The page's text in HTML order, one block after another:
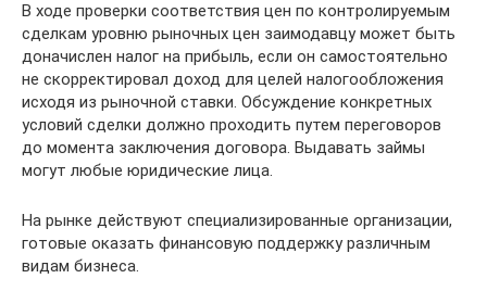
В ходе проверки соответствия цен по контролируемым
сделкам уровню рыночных цен заимодавцу может быть
доначислен налог на прибыль, если он самостоятельно
не скорректировал доход для целей налогообложения
исходя из рыночной ставки. Обсуждение конкретных
условий сделки должно проходить путем переговоров
до момента заключения договора. Выдавать займы
могут любые юридические лица.
На рынке действуют специализированные организации,
готовые оказать финансовую поддержку различным
видам бизнеса.